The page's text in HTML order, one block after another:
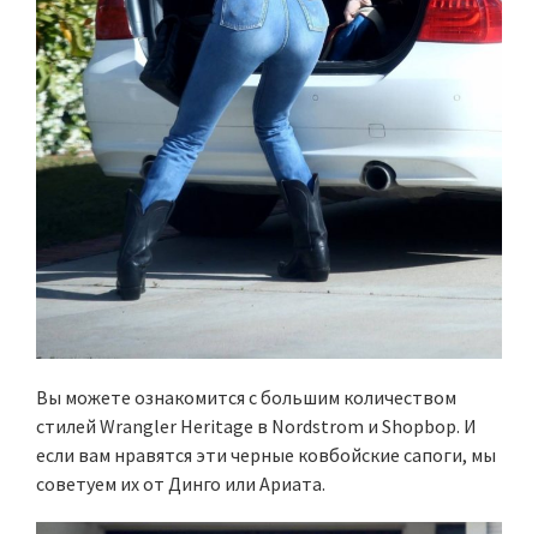
Вы можете ознакомится с большим количеством
стилей Wrangler Heritage в Nordstrom и Shopbop. И
если вам нравятся эти черные ковбойские сапоги, мы
советуем их от Динго или Ариата.